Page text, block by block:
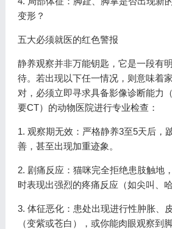
变形？
五大必须就医的红色警报
静养观察并非万能钥匙，它是一段有
待。若出现以下任一情况，则意味着
对，必须立即寻求具备影像诊断能力
要CT）的动物医院进行专业检查：
1. 观察期无效：严格静养3至5天后，
善，甚至出现加重迹象。
2. 剧痛反应：猫咪完全拒绝患肢触地
时表现出强烈的疼痛反应（如尖叫、
3. 体征恶化：患处出现进行性肿胀、
（变紫或苍白），或你能肉眼观察到